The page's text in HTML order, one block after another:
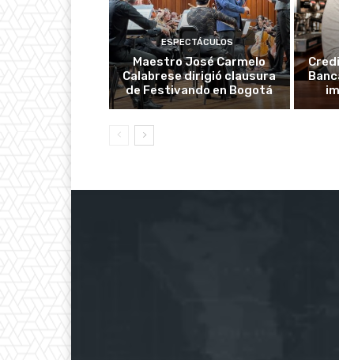
ESPECTÁCULOS
Maestro José Carmelo
Calabrese dirigió clausura
de Festivando en Bogotá